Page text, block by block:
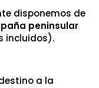
disponemos de
peninsular
incluidos).
a la